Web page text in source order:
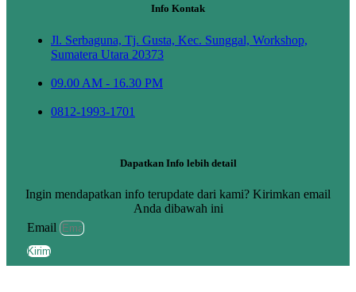
Info Kontak
Jl. Serbaguna, Tj. Gusta, Kec. Sunggal, Workshop,
Sumatera Utara 20373
09.00 AM - 16.30 PM
0812-1993-1701
Dapatkan Info lebih detail
Ingin mendapatkan info terupdate dari kami? Kirimkan email
Anda dibawah ini
Email
Kirim